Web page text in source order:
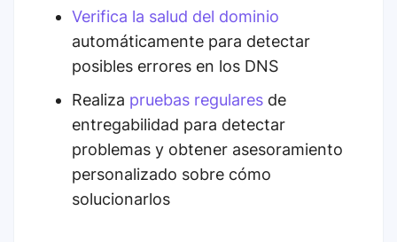
Verifica la salud del dominio
automáticamente para detectar
posibles errores en los DNS
Realiza pruebas regulares de
entregabilidad para detectar
problemas y obtener asesoramiento
personalizado sobre cómo
solucionarlos